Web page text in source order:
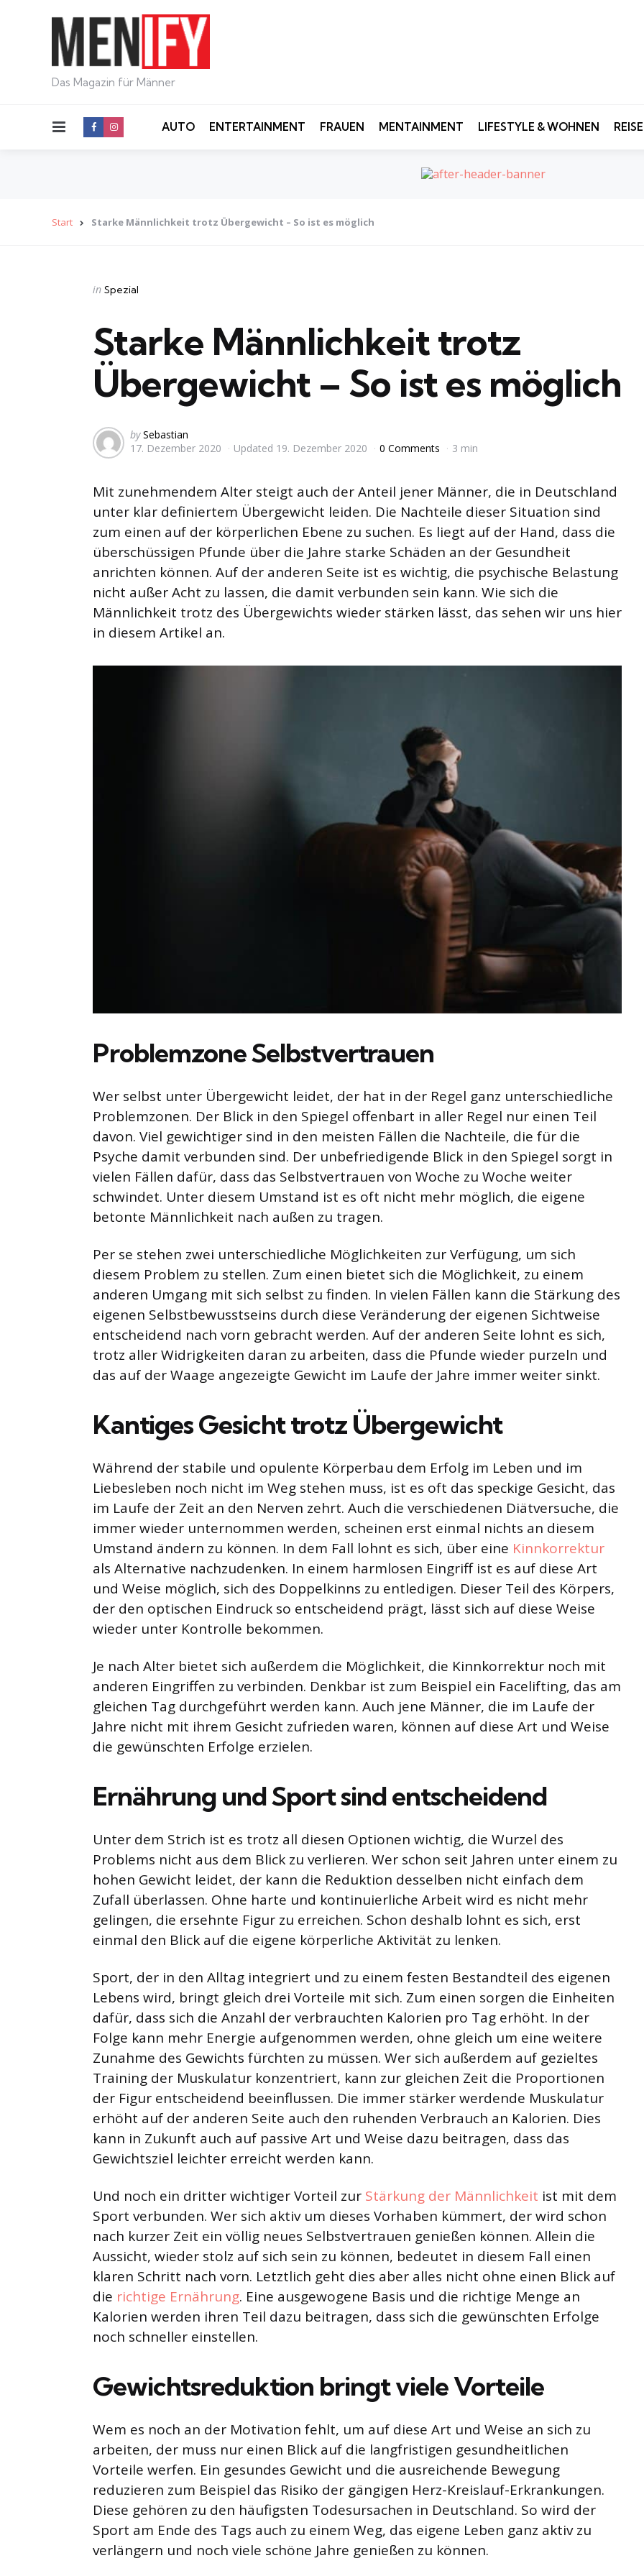
Das Magazin für Männer
Menu AUTO ENTERTAINMENT FRAUEN MENTAINMENT LIFESTYLE & WOHNEN
Start Starke Männlichkeit trotz Übergewicht – So ist es möglich
Categories
Posted
in Spezial
Starke Männlichkeit trotz
Übergewicht – So ist es möglich
Posted
by
by Sebastian
17. Dezember 2020
Updated 19. Dezember 2020 0 Comments 3 min
Mit zunehmendem Alter steigt auch der Anteil jener Männer, die in Deutschland
unter klar definiertem Übergewicht leiden. Die Nachteile dieser Situation sind
zum einen auf der körperlichen Ebene zu suchen. Es liegt auf der Hand, dass die
überschüssigen Pfunde über die Jahre starke Schäden an der Gesundheit
anrichten können. Auf der anderen Seite ist es wichtig, die psychische Belastung
nicht außer Acht zu lassen, die damit verbunden sein kann. Wie sich die
Männlichkeit trotz des Übergewichts wieder stärken lässt, das sehen wir uns hier
in diesem Artikel an.
Problemzone Selbstvertrauen
Wer selbst unter Übergewicht leidet, der hat in der Regel ganz unterschiedliche
Problemzonen. Der Blick in den Spiegel offenbart in aller Regel nur einen Teil
davon. Viel gewichtiger sind in den meisten Fällen die Nachteile, die für die
Psyche damit verbunden sind. Der unbefriedigende Blick in den Spiegel sorgt in
vielen Fällen dafür, dass das Selbstvertrauen von Woche zu Woche weiter
schwindet. Unter diesem Umstand ist es oft nicht mehr möglich, die eigene
betonte Männlichkeit nach außen zu tragen.
Per se stehen zwei unterschiedliche Möglichkeiten zur Verfügung, um sich
diesem Problem zu stellen. Zum einen bietet sich die Möglichkeit, zu einem
anderen Umgang mit sich selbst zu finden. In vielen Fällen kann die Stärkung des
eigenen Selbstbewusstseins durch diese Veränderung der eigenen Sichtweise
entscheidend nach vorn gebracht werden. Auf der anderen Seite lohnt es sich,
trotz aller Widrigkeiten daran zu arbeiten, dass die Pfunde wieder purzeln und
das auf der Waage angezeigte Gewicht im Laufe der Jahre immer weiter sinkt.
Kantiges Gesicht trotz Übergewicht
Während der stabile und opulente Körperbau dem Erfolg im Leben und im
Liebesleben noch nicht im Weg stehen muss, ist es oft das speckige Gesicht, das
im Laufe der Zeit an den Nerven zehrt. Auch die verschiedenen Diätversuche, die
immer wieder unternommen werden, scheinen erst einmal nichts an diesem
Umstand ändern zu können. In dem Fall lohnt es sich, über eine Kinnkorrektur
als Alternative nachzudenken. In einem harmlosen Eingriff ist es auf diese Art
und Weise möglich, sich des Doppelkinns zu entledigen. Dieser Teil des Körpers,
der den optischen Eindruck so entscheidend prägt, lässt sich auf diese Weise
wieder unter Kontrolle bekommen.
Je nach Alter bietet sich außerdem die Möglichkeit, die Kinnkorrektur noch mit
anderen Eingriffen zu verbinden. Denkbar ist zum Beispiel ein Facelifting, das am
gleichen Tag durchgeführt werden kann. Auch jene Männer, die im Laufe der
Jahre nicht mit ihrem Gesicht zufrieden waren, können auf diese Art und Weise
die gewünschten Erfolge erzielen.
Ernährung und Sport sind entscheidend
Unter dem Strich ist es trotz all diesen Optionen wichtig, die Wurzel des
Problems nicht aus dem Blick zu verlieren. Wer schon seit Jahren unter einem zu
hohen Gewicht leidet, der kann die Reduktion desselben nicht einfach dem
Zufall überlassen. Ohne harte und kontinuierliche Arbeit wird es nicht mehr
gelingen, die ersehnte Figur zu erreichen. Schon deshalb lohnt es sich, erst
einmal den Blick auf die eigene körperliche Aktivität zu lenken.
Sport, der in den Alltag integriert und zu einem festen Bestandteil des eigenen
Lebens wird, bringt gleich drei Vorteile mit sich. Zum einen sorgen die Einheiten
dafür, dass sich die Anzahl der verbrauchten Kalorien pro Tag erhöht. In der
Folge kann mehr Energie aufgenommen werden, ohne gleich um eine weitere
Zunahme des Gewichts fürchten zu müssen. Wer sich außerdem auf gezieltes
Training der Muskulatur konzentriert, kann zur gleichen Zeit die Proportionen
der Figur entscheidend beeinflussen. Die immer stärker werdende Muskulatur
erhöht auf der anderen Seite auch den ruhenden Verbrauch an Kalorien. Dies
kann in Zukunft auch auf passive Art und Weise dazu beitragen, dass das
Gewichtsziel leichter erreicht werden kann.
Und noch ein dritter wichtiger Vorteil zur Stärkung der Männlichkeit ist mit dem
Sport verbunden. Wer sich aktiv um dieses Vorhaben kümmert, der wird schon
nach kurzer Zeit ein völlig neues Selbstvertrauen genießen können. Allein die
Aussicht, wieder stolz auf sich sein zu können, bedeutet in diesem Fall einen
klaren Schritt nach vorn. Letztlich geht dies aber alles nicht ohne einen Blick auf
die richtige Ernährung. Eine ausgewogene Basis und die richtige Menge an
Kalorien werden ihren Teil dazu beitragen, dass sich die gewünschten Erfolge
noch schneller einstellen.
Gewichtsreduktion bringt viele Vorteile
Wem es noch an der Motivation fehlt, um auf diese Art und Weise an sich zu
arbeiten, der muss nur einen Blick auf die langfristigen gesundheitlichen
Vorteile werfen. Ein gesundes Gewicht und die ausreichende Bewegung
reduzieren zum Beispiel das Risiko der gängigen Herz-Kreislauf-Erkrankungen.
Diese gehören zu den häufigsten Todesursachen in Deutschland. So wird der
Sport am Ende des Tags auch zu einem Weg, das eigene Leben ganz aktiv zu
verlängern und noch viele schöne Jahre genießen zu können.